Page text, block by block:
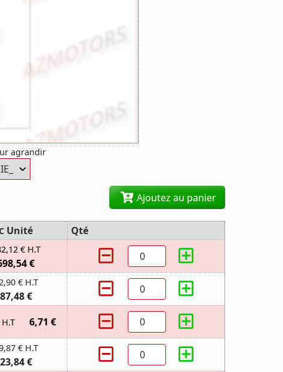
agrandir
Ajoutez au panier
Unité
Qté
€ H.T
€
€ H.T
87,48 €
6,71 €
€ H.T
23,84 €